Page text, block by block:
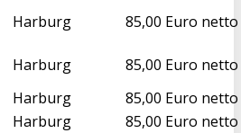
Harburg 85,00 Euro netto
Harburg
85,00 Euro netto
Harburg
85,00 Euro netto
Harburg
85,00 Euro netto